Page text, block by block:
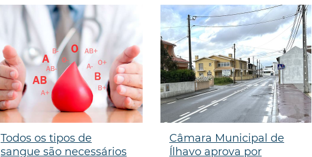
Todos os tipos de
sangue são necessários
Câmara Municipal de
Ílhavo aprova por